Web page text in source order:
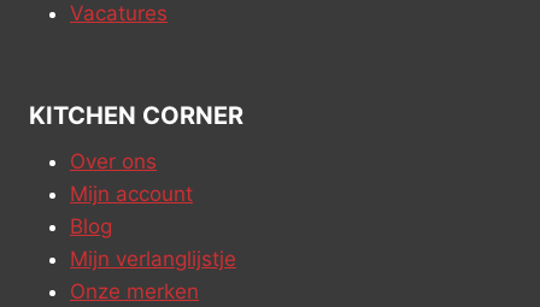
Vacatures
KITCHEN CORNER
Over ons
Mijn account
Blog
Mijn verlanglijstje
Onze merken